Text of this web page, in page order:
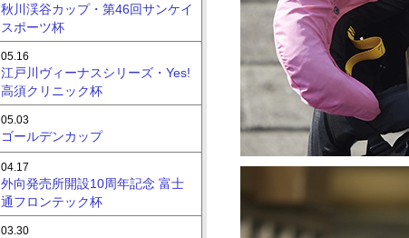
秋川渓谷カップ・第46回サンケイ
スポーツ杯
05.16
江戸川ヴィーナスシリーズ・Yes!
高須クリニック杯
05.03
ゴールデンカップ
04.17
外向発売所開設10周年記念 富士
通フロンテック杯
03.30